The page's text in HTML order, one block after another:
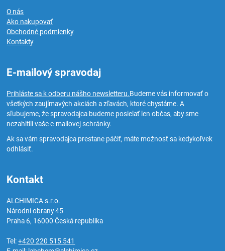
O nás
Ako nakupovať
Obchodné podmienky
Kontakty
E-mailový spravodaj
Prihláste sa k odberu nášho newsletteru.Budeme vás informovať o
všetkých zaujímavých akciách a zľavách, ktoré chystáme. A
sľubujeme, že spravodajca budeme posielať len občas, aby sme
nezahltili vaše e-mailovej schránky.
Ak sa vám spravodajca prestane páčiť, máte možnosť sa kedykoľvek
odhlásiť.
Kontakt
ALCHIMICA s.r.o.
Národní obrany 45
Praha 6, 16000Česká republika
Tel:+420 220 515 541